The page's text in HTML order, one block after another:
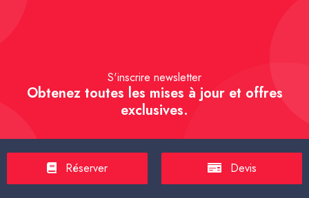
S'inscrire newsletter
Obtenez toutes les mises à jour et offres
exclusives.
S'inscrire
Réserver Devis